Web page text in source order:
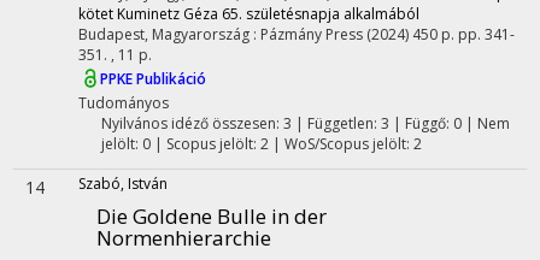
kötet Kuminetz Géza 65. születésnapja alkalmából
Budapest, Magyarország : Pázmány Press (2024) 450 p. pp. 341-
351. , 11 p.
PPKE Publikáció
Tudományos
Nyilvános idéző összesen: 3 | Független: 3 | Függő: 0 | Nem
jelölt: 0 | Scopus jelölt: 2 | WoS/Scopus jelölt: 2
14 Szabó, István
Die Goldene Bulle in der
Normenhierarchie